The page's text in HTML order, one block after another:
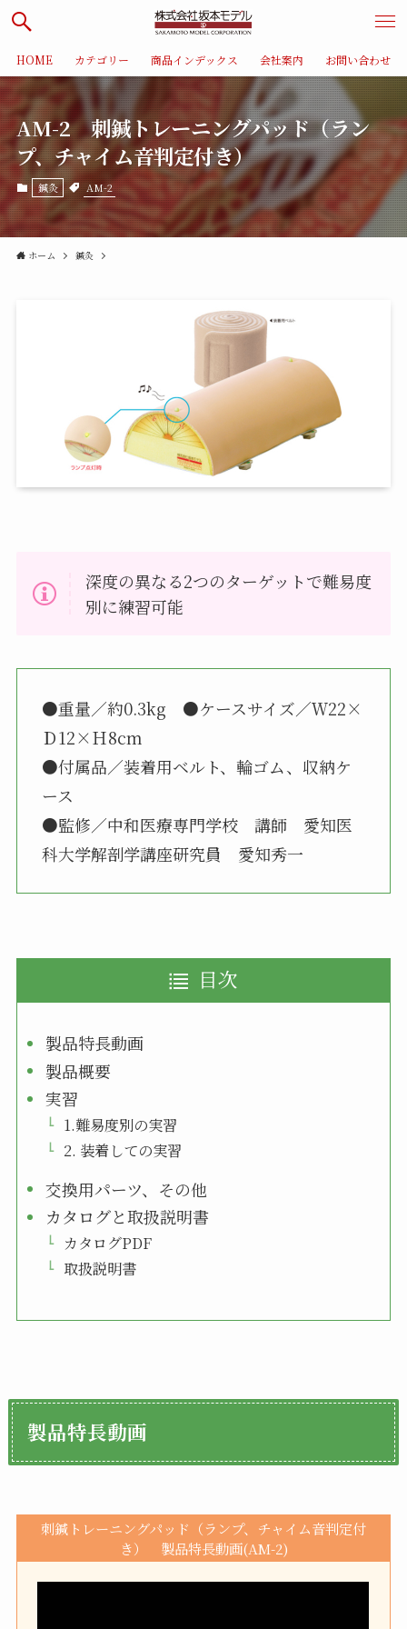
HOME カテゴリー 商品インデックス 会社案内 お問い合わせ
AM-2 刺鍼トレーニングパッド（ラン
プ、チャイム音判定付き）
鍼灸 AM-2
ホーム 鍼灸
深度の異なる2つのターゲットで難易度
別に練習可能
●重量／約0.3kg ●ケースサイズ／Ｗ22×
Ｄ12×Ｈ8cm
●付属品／装着用ベルト、輪ゴム、収納ケ
ース
●監修／中和医療専門学校 講師 愛知医
科大学解剖学講座研究員 愛知秀一
目次
製品特長動画
製品概要
実習
1.難易度別の実習
2. 装着しての実習
交換用パーツ、その他
カタログと取扱説明書
カタログPDF
取扱説明書
製品特長動画
刺鍼トレーニングパッド（ランプ、チャイム音判定付
き） 製品特長動画(AM-2)